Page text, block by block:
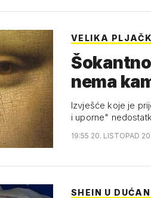
VELIKA
nema
Izvješće koje je
i uporne"
19:55 20. LISTOPAD
SHEIN U